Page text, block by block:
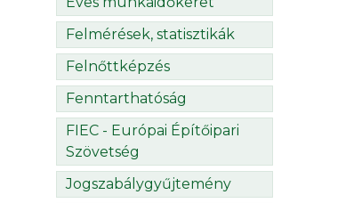
Felmérések, statisztikák
Felnőttképzés
Fenntarthatóság
FIEC - Európai Építőipari
Szövetség
Jogszabálygyűjtemény